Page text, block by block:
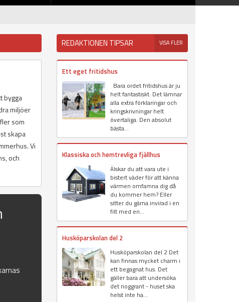
bygga
miljöer
som
skapa
Vi
och
REDAKTIONEN TIPSAR VISA FLER
Ett eget fritidshus
Bara ordet fritidshus är ju
helt fantastiskt. Det lämnar
alla extra förklaringar och
kringskrivningar helt
övertaliga. Den absolut
bästa...
Klassiska och hemtrevliga fjällhus
Älskar du att vara ute i
bistert väder för att känna
värmen omfamna dig då
du kommer hem? Eller
sitter du gärna invirad i en
filt med en...
Husköparskolan del 2
Husköparskolan del 2 Det
kan finnas mycket charm i
ett begagnat hus. Det
gäller bara att undersöka
det noggrant - huset ska
helst inte ha...